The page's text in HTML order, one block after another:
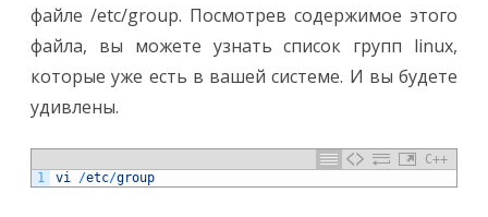
файле /etc/group. Посмотрев содержимое этого
файла, вы можете узнать список групп linux,
которые уже есть в вашей системе. И вы будете
удивлены.
C++
1
vi /etc/group